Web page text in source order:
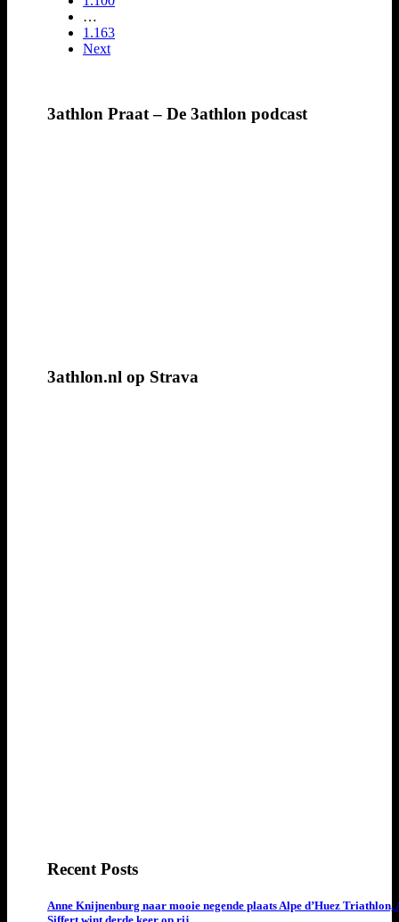
…
1.163
Next
3athlon Praat – De 3athlon podcast
3athlon.nl op Strava
Recent Posts
Anne Knijnenburg naar mooie negende plaats Alpe d’Huez Triathlon,